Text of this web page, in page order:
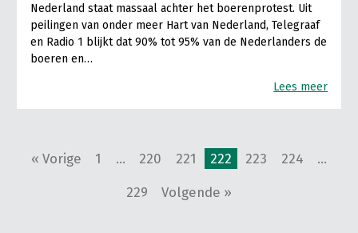
Nederland staat massaal achter het boerenprotest. Uit
peilingen van onder meer Hart van Nederland, Telegraaf
en Radio 1 blijkt dat 90% tot 95% van de Nederlanders de
boeren en…
Lees meer
« Vorige 1 … 220 221 222 223 224 …
229 Volgende »